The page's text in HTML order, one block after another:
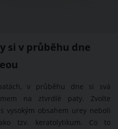
si v průběhu dne
v průběhu dne si svá
na ztvrdlé paty. Zvolte
vysokým obsahem urey neboli
tzv. keratolytikum. Co to